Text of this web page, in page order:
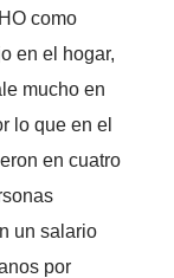
como
en el hogar,
mucho en
lo que en el
en cuatro
un salario
por